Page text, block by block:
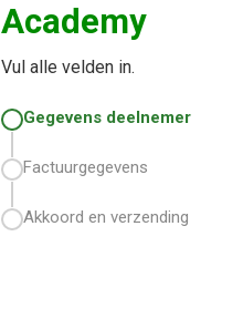
Academy
Vul alle velden in.
Gegevens deelnemer
Factuurgegevens
Akkoord en verzending